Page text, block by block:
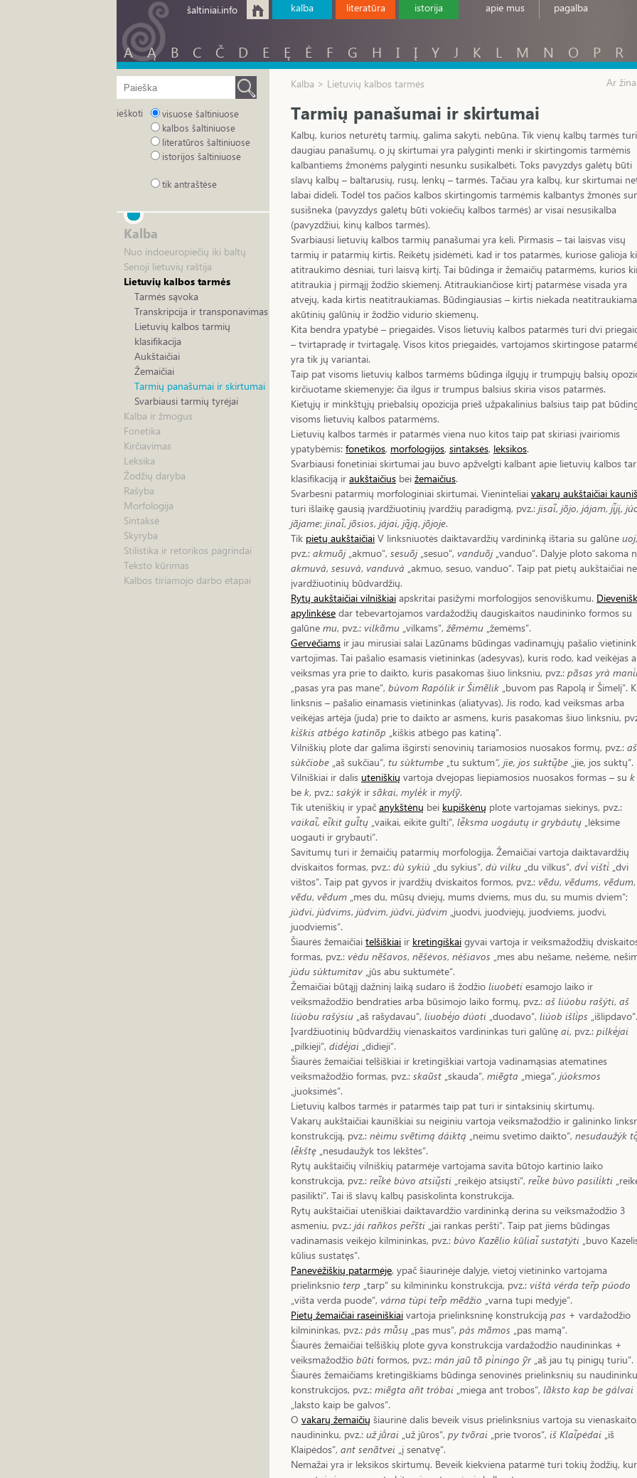
šaltiniai.info kalba literatūra istorija apie mus pagalba
A Ą B C Č D E Ę Ė F G H I Į Y J K L M N O P R
ieškoti
visuose šaltiniuose
kalbos šaltiniuose
literatūros šaltiniuose
istorijos šaltiniuose
tik antraštėse
Kalba
Nuo indoeuropiečių iki baltų
Senoji lietuvių raštija
Lietuvių kalbos tarmės
Tarmės sąvoka
Transkripcija ir transponavimas
Lietuvių kalbos tarmių
klasifikacija
Aukštaičiai
Žemaičiai
Tarmių panašumai ir skirtumai
Svarbiausi tarmių tyrėjai
Kalba ir žmogus
Fonetika
Kirčiavimas
Leksika
Žodžių daryba
Rašyba
Morfologija
Sintaksė
Skyryba
Stilistika ir retorikos pagrindai
Teksto kūrimas
Kalbos tiriamojo darbo etapai
Kalba > Lietuvių kalbos tarmės Ar
Tarmių panašumai ir skirtumai
Kalbų, kurios neturėtų tarmių, galima sakyti, nebūna. Tik vienų kalbų tarmės turi
daugiau panašumų, o jų skirtumai yra palyginti menki ir skirtingomis tarmėmis
kalbantiems žmonėms palyginti nesunku susikalbėti. Toks pavyzdys galėtų būti
slavų kalbų – baltarusių, rusų, lenkų – tarmės. Tačiau yra kalbų, kur skirtumai
labai dideli. Todėl tos pačios kalbos skirtingomis tarmėmis kalbantys žmonės
susišneka (pavyzdys galėtų būti vokiečių kalbos tarmės) ar visai nesusikalba
(pavyzdžiui, kinų kalbos tarmės).
Svarbiausi lietuvių kalbos tarmių panašumai yra keli. Pirmasis – tai laisvas visų
tarmių ir patarmių kirtis. Reikėtų įsidėmėti, kad ir tos patarmės, kuriose galioja
atitraukimo dėsniai, turi laisvą kirtį. Tai būdinga ir žemaičių patarmėms, kurios
atitraukia į pirmąjį žodžio skiemenį. Atitraukiančiose kirtį patarmėse visada yra
atvejų, kada kirtis neatitraukiamas. Būdingiausias – kirtis niekada
akūtinių galūnių ir žodžio vidurio skiemenų.
Kita bendra ypatybė – priegaidės. Visos lietuvių kalbos patarmės turi dvi
– tvirtapradę ir tvirtagalę. Visos kitos priegaidės, vartojamos skirtingose
yra tik jų variantai.
Taip pat visoms lietuvių kalbos tarmėms būdinga ilgųjų ir trumpųjų balsių
kirčiuotame skiemenyje; čia ilgus ir trumpus balsius skiria visos patarmės.
Kietųjų ir minkštųjų priebalsių opozicija prieš užpakalinius balsius taip pat
visoms lietuvių kalbos patarmėms.
Lietuvių kalbos tarmės ir patarmės viena nuo kitos taip pat skiriasi įvairiomis
ypatybėmis: fonetikos, morfologijos, sintaksės, leksikos.
Svarbiausi fonetiniai skirtumai jau buvo apžvelgti kalbant apie lietuvių kalbos
klasifikaciją ir aukštaičius bei žemaičius.
Svarbesni patarmių morfologiniai skirtumai. Vieninteliai vakarų aukštaičiai
turi išlaikę gausią įvardžiuotinių įvardžių paradigmą, pvz.: jisai̇̃, jõjo, jájam, jį̃jį,
jãjame; jinai̇̃, jõsios, jájai, ją̃ją, jõjoje.
Tik pietų aukštaičiai V linksniuotės daiktavardžių vardininką ištaria su galūne uoj,
pvz.: akmuõj„akmuo“, sesuõj„sesuo“, vanduõj„vanduo“. Dalyje ploto sakoma
akmuvà, sesuvà, vanduvà „akmuo, sesuo, vanduo“. Taip pat pietų aukštaičiai
įvardžiuotinių būdvardžių.
Rytų aukštaičiai vilniškiai apskritai pasižymi morfologijos senoviškumu.
apylinkėse dar tebevartojamos vardažodžių daugiskaitos naudininko formos su
galūne mu, pvz.: vilkãmu „vilkams“,žẽmėmu „žemėms“.
Gervėčiams ir jau mirusiai salai Lazūnams būdingas vadinamųjų pašalio
vartojimas. Tai pašalio esamasis vietininkas (adesyvas), kuris rodo, kad veikėjas
veiksmas yra prie to daikto, kuris pasakomas šiuo linksniu, pvz.: pãsas yrà
„pasas yra pas mane“, bùvom Rapólik ir Šimẽlik „buvom pas Rapolą ir Šimelį“.
linksnis – pašalio einamasis vietininkas (aliatyvas). Jis rodo, kad veiksmas arba
veikėjas artėja (juda) prie to daikto ar asmens, kuris pasakomas šiuo linksniu,
ki̇̀škis atbė́go katinõp „kiškis atbėgo pas katiną“.
Vilniškių plote dar galima išgirsti senovinių tariamosios nuosakos formų, pvz.: aš
sùkčiobe „aš sukčiau“, tu sùktumbe „tu suktum“, jie, jos suktų̃be „jie, jos suktų“.
Vilniškiai ir dalis uteniškių vartoja dvejopas liepiamosios nuosakos formas – su k
be k, pvz.: sakýk ir sãkai, mylė́k ir mylỹ.
Tik uteniškių ir ypač anykštėnų bei kupiškėnų plote vartojamas siekinys, pvz.:
vaikai̇̃, ei̇̃kit gul̃tų „vaikai, eikite gulti“, lė̃ksma uogáutų ir grybáutų „lėksime
uogauti ir grybauti“.
Savitumų turi ir žemaičių patarmių morfologija. Žemaičiai vartoja daiktavardžių
dviskaitos formas, pvz.: dù sykiù „du sykius“, dù vilku „du vilkus“, dvi̇̀ višti̇̀ „dvi
vištos“. Taip pat gyvos ir įvardžių dviskaitos formos, pvz.: vẽdu, vẽdums, vẽdum,
vẽdu, vẽdum „mes du, mūsų dviejų, mums dviems, mus du, su mumis dviem“;
jùdvi, jùdvims, jùdvim, jùdvi, jùdvim „juodvi, juodviejų, juodviems, juodvi,
juodviemis“.
Šiaurės žemaičiai telšiškiai ir kretingiškai gyvai vartoja ir veiksmažodžių
formas, pvz.: vèdu nẽšavos, nẽšėvos, nèšiavos „mes abu nešame, nešėme,
jùdu sùktumitav „jūs abu suktumėte“.
Žemaičiai būtąjį dažninį laiką sudaro iš žodžio liuobėti esamojo laiko ir
veiksmažodžio bendraties arba būsimojo laiko formų, pvz.: aš liúobu rašýti, aš
liúobu rašýsiu „aš rašydavau“, liuobė́jo dúoti „duodavo“, liúob išli̇̀ps „išlipdavo“.
Įvardžiuotinių būdvardžių vienaskaitos vardininkas turi galūnę ai, pvz.: pilkė́jai
„pilkieji“, didė́jai „didieji“.
Šiaurės žemaičiai telšiškiai ir kretingiškiai vartoja vadinamąsias atematines
veiksmažodžio formas, pvz.: skaũst „skauda“, miẽgta „miega“, júoksmos
„juoksimės“.
Lietuvių kalbos tarmės ir patarmės taip pat turi ir sintaksinių skirtumų.
Vakarų aukštaičiai kauniškiai su neiginiu vartoja veiksmažodžio ir galininko
konstrukciją, pvz.: nèimu svẽtimą dáiktą „neimu svetimo daikto“, nesudaužýk
lė̃kštę „nesudaužyk tos lėkštės“.
Rytų aukštaičių vilniškių patarmėje vartojama savita būtojo kartinio laiko
konstrukcija, pvz.: rei̇̃kė bùvo atsių̃sti „reikėjo atsiųsti“, rei̇̃kė bùvo pasili̇̀kti
pasilikti“. Tai iš slavų kalbų pasiskolinta konstrukcija.
Rytų aukštaičiai uteniškiai daiktavardžio vardininką derina su veiksmažodžio 3
asmeniu, pvz.: jái rañkos per̃šti „jai rankas peršti“. Taip pat jiems būdingas
vadinamasis veikėjo kilmininkas, pvz.: bùvo Kazẽlio kūliai̇̃ sustatýti „buvo
kūlius sustatęs“.
Panevėžiškių patarmėje, ypač šiaurinėje dalyje, vietoj vietininko vartojama
prielinksnio terp „tarp“ su kilmininku konstrukcija, pvz.: vištà vérda ter̃p púodo
„višta verda puode“, várna tùpi ter̃p mẽdžio „varna tupi medyje“.
Pietų žemaičiai raseiniškiai vartoja prielinksninę konstrukciją pas + vardažodžio
kilmininkas, pvz.: pàs mū̃sų „pas mus“, pàs mãmos „pas mamą“.
Šiaurės žemaičiai telšiškių plote gyva konstrukcija vardažodžio naudininkas +
veiksmažodžio būti formos, pvz.: mán jaũ tõ pi̇̀ningo ỹr„aš jau tų pinigų turiu“.
Šiaurės žemaičiams kretingiškiams būdinga senovinės prielinksnių su naudininku
konstrukcijos, pvz.: miẽgta añt tróbai „miega ant trobos“, lãksto kap be gálvai
„laksto kaip be galvos“.
O vakarų žemaičių šiaurinė dalis beveik visus prielinksnius vartoja su
naudininku, pvz.: už jū́rai „už jūros“, py tvõrai „prie tvoros“, iš Klai̇̃pėdai „iš
Klaipėdos“, ant senãtvei „į senatvę“.
Nemažai yra ir leksikos skirtumų. Beveik kiekviena patarmė turi tokių žodžių,